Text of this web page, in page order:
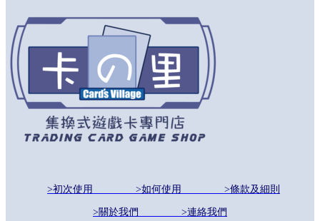
>初次使用 >如何使用 >條款及細則
>關於我們 >連絡我們